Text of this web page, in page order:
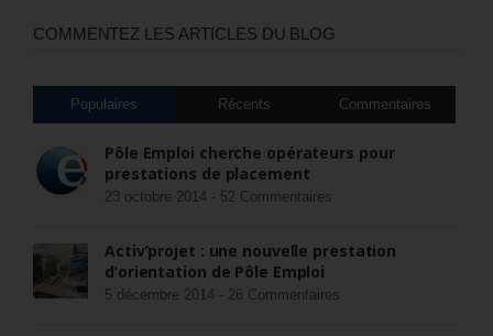
COMMENTEZ LES ARTICLES DU BLOG
Populaires Récents Commentaires
Pôle Emploi cherche opérateurs pour
prestations de placement
23 octobre 2014 - 52 Commentaires
Activ’projet : une nouvelle prestation
d’orientation de Pôle Emploi
5 décembre 2014 - 26 Commentaires